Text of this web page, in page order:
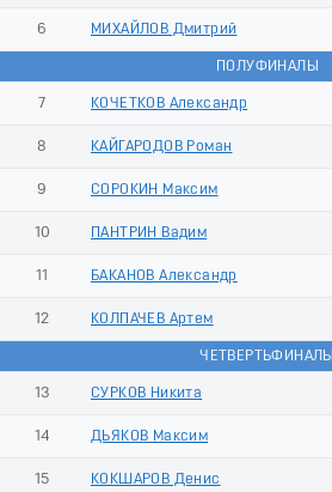
6 МИХАЙЛОВ Дмитрий
ПОЛУФИНАЛЫ
7 КОЧЕТКОВ Александр
8 КАЙГАРОДОВ Роман
9 СОРОКИН Максим
10 ПАНТРИН Вадим
11 БАКАНОВ Александр
12 КОЛПАЧЕВ Артем
ЧЕТВЕРТЬФИНАЛЫ
13 СУРКОВ Никита
14 ДЬЯКОВ Максим
15 КОКШАРОВ Денис